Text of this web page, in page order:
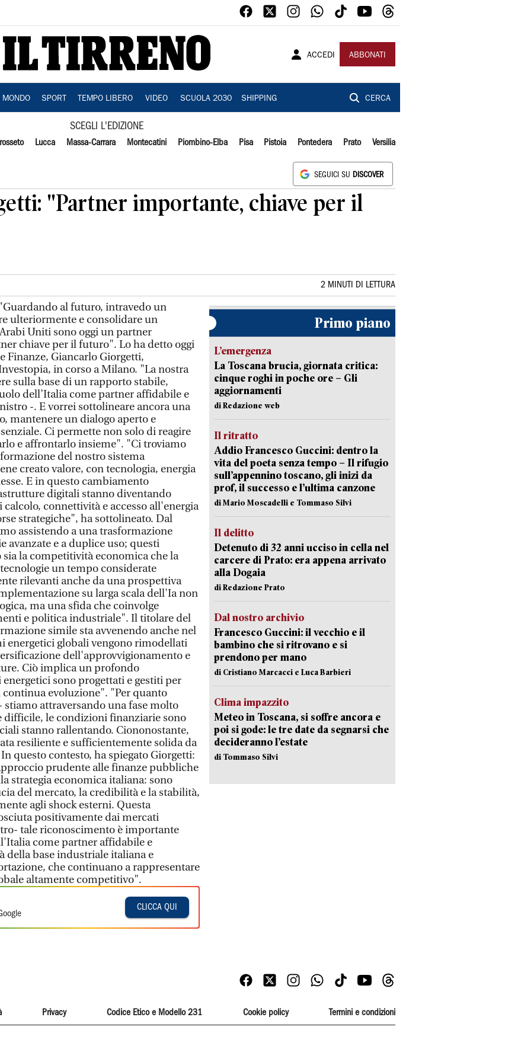
ACCEDI ABBONATI
MONDO SPORT TEMPO LIBERO VIDEO SCUOLA 2030 SHIPPING CERCA
SCEGLI L'EDIZIONE
Lucca Massa-Carrara Montecatini Piombino-Elba Pisa Pistoia Pontedera Prato Versilia
SEGUICI SU DISCOVER
"Partner importante, chiave per il
2 MINUTI DI LETTURA
al futuro, intravedo un
ulteriormente e consolidare un
Uniti sono oggi un partner
chiave per il futuro". Lo ha detto oggi
Giancarlo Giorgetti,
in corso a Milano. "La nostra
sulla base di un rapporto stabile,
dell’Italia come partner affidabile e
-. E vorrei sottolineare ancora una
mantenere un dialogo aperto e
Ci permette non solo di reagire
e affrontarlo insieme". "Ci troviamo
del nostro sistema
creato valore, con tecnologia, energia
E in questo cambiamento
digitali stanno diventando
connettività e accesso all'energia
strategiche", ha sottolineato. Dal
assistendo a una trasformazione
avanzate e a duplice uso; questi
la competitività economica che la
un tempo considerate
rilevanti anche da una prospettiva
su larga scala dell'Ia non
ma una sfida che coinvolge
e politica industriale". Il titolare del
simile sta avvenendo anche nel
energetici globali vengono rimodellati
dell'approvvigionamento e
Ciò implica un profondo
sono progettati e gestiti per
continua evoluzione". "Per quanto
attraversando una fase molto
difficile, le condizioni finanziarie sono
stanno rallentando. Ciononostante,
resiliente e sufficientemente solida da
questo contesto, ha spiegato Giorgetti:
prudente alle finanze pubbliche
strategia economica italiana: sono
del mercato, la credibilità e la stabilità,
agli shock esterni. Questa
positivamente dai mercati
tale riconoscimento è importante
come partner affidabile e
della base industriale italiana e
che continuano a rappresentare
altamente competitivo".
CLICCA QUI
Primo piano
L’emergenza
La Toscana brucia, giornata critica:
cinque roghi in poche ore – Gli
aggiornamenti
di Redazione web
Il ritratto
Addio Francesco Guccini: dentro la
vita del poeta senza tempo – Il rifugio
sull’appennino toscano, gli inizi da
prof, il successo e l’ultima canzone
di Mario Moscadelli e Tommaso Silvi
Il delitto
Detenuto di 32 anni ucciso in cella nel
carcere di Prato: era appena arrivato
alla Dogaia
di Redazione Prato
Dal nostro archivio
Francesco Guccini: il vecchio e il
bambino che si ritrovano e si
prendono per mano
di Cristiano Marcacci e Luca Barbieri
Clima impazzito
Meteo in Toscana, si soffre ancora e
poi si gode: le tre date da segnarsi che
decideranno l’estate
di Tommaso Silvi
Privacy Codice Etico e Modello 231 Cookie policy Termini e condizioni